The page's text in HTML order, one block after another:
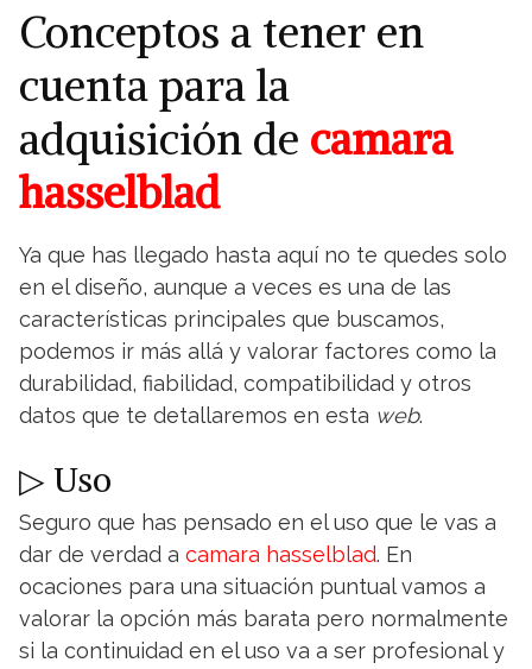
Conceptos a tener en
cuenta para la
adquisición de camara
hasselblad
Ya que has llegado hasta aquí no te quedes solo
en el diseño, aunque a veces es una de las
características principales que buscamos,
podemos ir más allá y valorar factores como la
durabilidad, fiabilidad, compatibilidad y otros
datos que te detallaremos en esta web.
▷ Uso
Seguro que has pensado en el uso que le vas a
dar de verdad a camara hasselblad. En
ocaciones para una situación puntual vamos a
valorar la opción más barata pero normalmente
si la continuidad en el uso va a ser profesional y